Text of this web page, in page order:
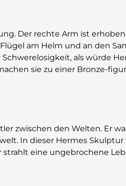
Der rechte Arm ist
am Helm und an den
als würde
sie zu einer Bronze-
zwischen den Welten. Er
In dieser Hermes
eine ungebrochene